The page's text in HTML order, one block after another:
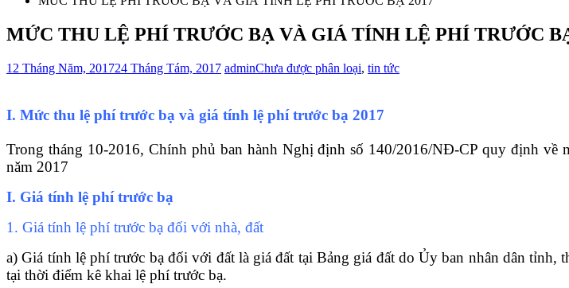
MỨC THU LỆ PHÍ TRƯỚC BẠ VÀ GIÁ TÍNH LỆ PHÍ TRƯỚC
12 Tháng Năm, 201724 Tháng Tám, 2017 adminChưa được phân loại, tin tức
I. Mức thu lệ phí trước bạ và giá tính lệ phí trước bạ 2017
Trong tháng 10-2016, Chính phủ ban hành Nghị định số 140/2016/NĐ-CP quy định về
năm 2017
I. Giá tính lệ phí trước bạ
1. Giá tính lệ phí trước bạ đối với nhà, đất
a) Giá tính lệ phí trước bạ đối với đất là giá đất tại Bảng giá đất do Ủy ban nhân dân
tại thời điểm kê khai lệ phí trước bạ.